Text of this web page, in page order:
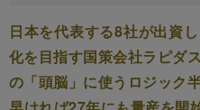
日本を代表する8社が出資
化を目指す国策会社ラピダ
の「頭脳」に使うロジック